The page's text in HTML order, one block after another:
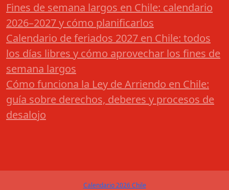
Fines de semana largos en Chile: calendario
2026–2027 y cómo planificarlos
Calendario de feriados 2027 en Chile: todos
los días libres y cómo aprovechar los fines de
semana largos
Cómo funciona la Ley de Arriendo en Chile:
guía sobre derechos, deberes y procesos de
desalojo
Calendario 2026 Chile